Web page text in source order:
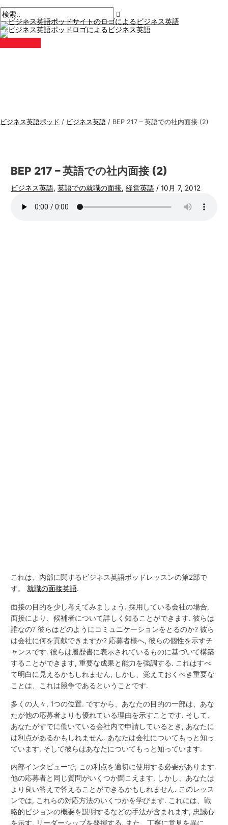
ン
テ
ン
ツ
イ
メ
ニ
ュ
ビジネス英語ポッド / ビジネス英語 / BEP 217 – 英語での社内面接 (2)
BEP 217 – 英語での社内面接 (2)
ビジネス英語,英語での就職の面接,経営英語 /10月 7, 2012
これは、内部に関するビジネス英語ポッドレッスンの第2部で
す。就職の面接英語.
面接の目的を少し考えてみましょう. 採用している会社の場合,
面接により、候補者について詳しく知ることができます. 彼らは
誰なの? 彼らはどのようにコミュニケーションをとるのか? 彼ら
は会社に何を貢献できますか? 応募者様へ, 彼らの個性を示すチ
ャンスです. 彼らは履歴書に表示されているものに基づいて構築
することができます, 重要な成果と能力を強調する. これはすべ
て明白に見えるかもしれません, しかし、覚えておくべき重要な
ことは、これは競争であるということです.
多くの人々, 1つの位置. ですから、あなたの目的の一部は、あな
たが他の応募者よりも優れている理由を示すことです. そして、
あなたがすでに働いている会社内で申請しているとき, あなたに
は利点があるかもしれません. あなたは会社についてもっと知っ
ています, そして彼らはあなたについてもっと知っています.
内部インタビューで, この利点を適切に使用する必要があります.
他の応募者と同じ質問がいくつか聞こえます, しかし、あなたは
より良い答えで答えることができるかもしれません. このレッス
ンでは, これらの対応方法のいくつかを学びます. これには、戦
略的ビジョンの概要を説明するなどの手法が含まれます, 忠誠心
を示す, リーダーシップを発揮する. また、丁寧に意見を異に
ス
ト
ナ
ビ
こ
に
入
力。.
前
*
メ
ー
ル
*
ビ
ジ
ネ
ス
検
索
す
る